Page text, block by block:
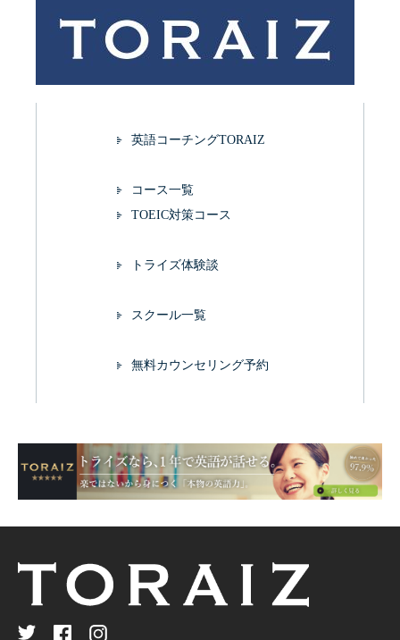
英語コーチングTORAIZ
コース一覧
TOEIC対策コース
トライズ体験談
スクール一覧
無料カウンセリング予約